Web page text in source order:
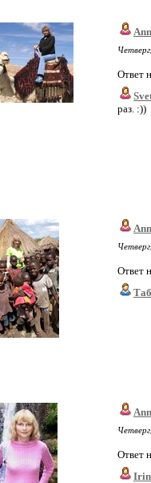
Ответ
раз. :))
Ответ
Ответ